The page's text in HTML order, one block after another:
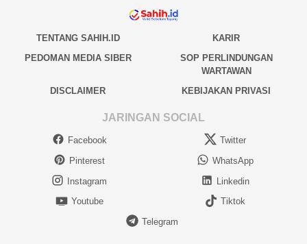
TENTANG SAHIH.ID
KARIR
PEDOMAN MEDIA SIBER
SOP PERLINDUNGAN
WARTAWAN
DISCLAIMER
KEBIJAKAN PRIVASI
JARINGAN SOCIAL
Facebook
Twitter
Pinterest
WhatsApp
Instagram
Linkedin
Youtube
Tiktok
Telegram